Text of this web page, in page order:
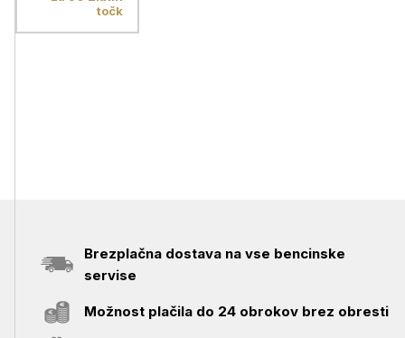
točk
Brezplačna dostava na vse bencinske
servise
Možnost plačila do 24 obrokov brez obresti